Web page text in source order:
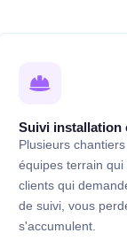
Suivi installation
Plusieurs
équipes terrain
clients qui
de suivi, vous
s'accumulent.